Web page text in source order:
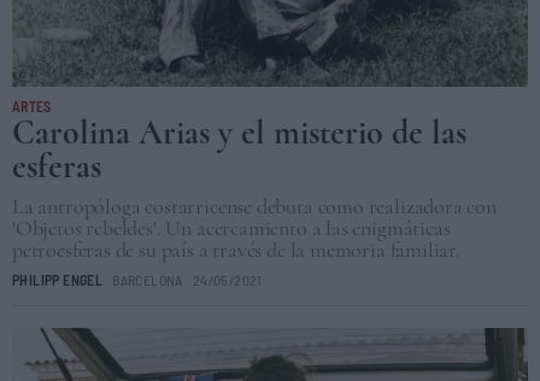
ARTES
Carolina Arias y el misterio de las
esferas
La antropóloga costarricense debuta como realizadora con
'Objetos rebeldes'. Un acercamiento a las enigmáticas
petroesferas de su país a través de la memoria familiar.
PHILIPP ENGEL BARCELONA 24/05/2021